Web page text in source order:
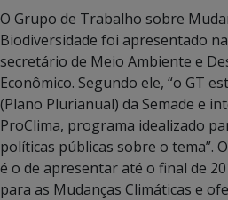
O Grupo de Trabalho sobre
Biodiversidade foi apresentado
secretário de Meio Ambiente e
Econômico. Segundo ele, “o GT
(Plano Plurianual) da Semade e
ProClima, programa idealizado
políticas públicas sobre o tema”.
é o de apresentar até o final de
para as Mudanças Climáticas e